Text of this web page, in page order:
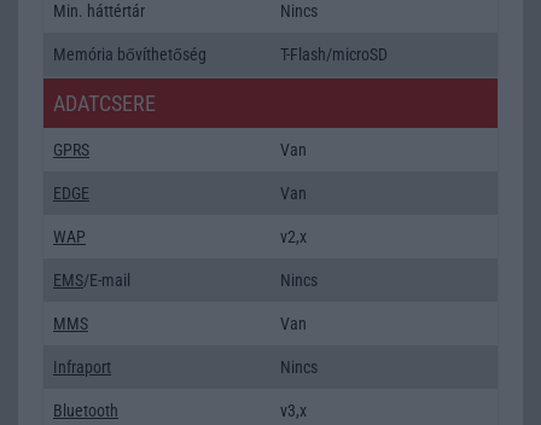
Min. háttértár Nincs
Memória bővíthetőség T-Flash/microSD
ADATCSERE
GPRS Van
EDGE Van
WAP v2,x
EMS/E-mail Nincs
MMS Van
Infraport Nincs
Bluetooth v3,x